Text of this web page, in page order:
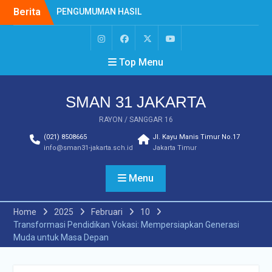
Berita
PENGUMUMAN HASIL
SELEKSI SNBP 2026
PENGUMUMAN HASIL TES
MUTASI PERPINDAHAN
TAHAP 2 TAHUN
PELAJARAN 2025/2026
MASUK TAHUN
Minuman Tradisional
Nusantara Perpaduan
Rasa Budaya dan
PENGUMUMAN
KELULUSAN MURID KELAS
XII SMAN 31 JAKARTA
TAHUN PELAJARAN 2026
Top Menu
SMAN 31 JAKARTA
RAYON / SANGGAR 16
(021) 8508665
info@sman31-jakarta.sch.id
Jl. Kayu Manis Timur No.17
Jakarta Timur
Menu
Home 2025 Februari
10
Transformasi Pendidikan Vokasi: Mempersiapkan Generasi
Muda untuk Masa Depan